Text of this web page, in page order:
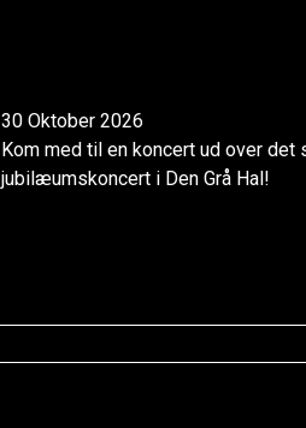
30 Oktober 2026
Kom med til en koncert ud over
jubilæumskoncert i Den Grå Hal!